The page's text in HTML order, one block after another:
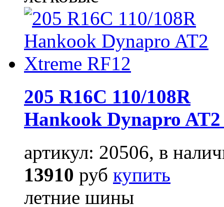
205 R16C 110/108R
Hankook Dynapro
артикул: 20506, в
13910 руб купить
летние шины